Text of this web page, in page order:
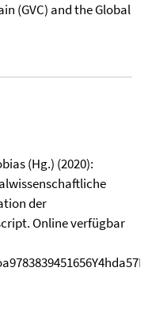
(GVC) and the Global
(Hg.) (2020):
der
Online verfügbar